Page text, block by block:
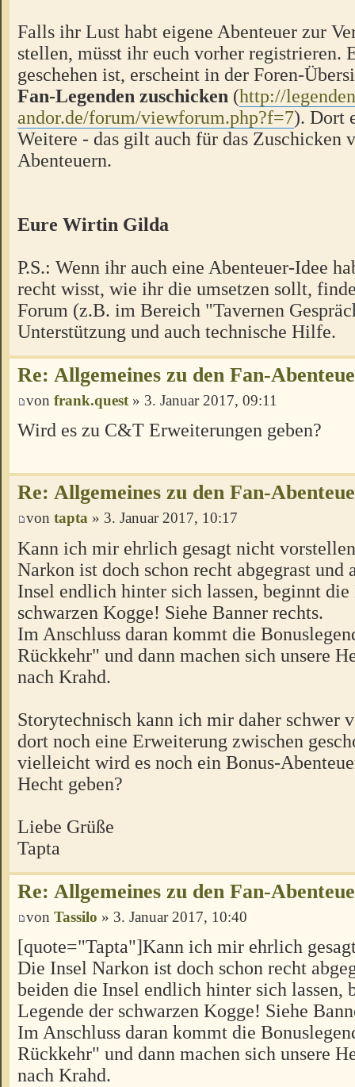
Falls ihr Lust habt eigene Abenteuer zur
stellen, müsst ihr euch vorher registrieren.
geschehen ist, erscheint in der Foren-
Fan-Legenden zuschicken (http://
andor.de/forum/viewforum.php?f=7). Dort
Weitere - das gilt auch für das Zuschicken
Abenteuern.
Eure Wirtin Gilda
P.S.: Wenn ihr auch eine Abenteuer-Idee
recht wisst, wie ihr die umsetzen sollt,
Forum (z.B. im Bereich "Tavernen
Unterstützung und auch technische Hilfe.
Re: Allgemeines zu den Fan-
von frank.quest » 3. Januar 2017, 09:11
Wird es zu C&T Erweiterungen geben?
Re: Allgemeines zu den Fan-
von tapta » 3. Januar 2017, 10:17
Kann ich mir ehrlich gesagt nicht
Narkon ist doch schon recht abgegrast und
Insel endlich hinter sich lassen, beginnt die
schwarzen Kogge! Siehe Banner rechts.
Im Anschluss daran kommt die
Rückkehr" und dann machen sich unsere
nach Krahd.
Storytechnisch kann ich mir daher schwer
dort noch eine Erweiterung zwischen
vielleicht wird es noch ein Bonus-
Hecht geben?
Liebe Grüße
Tapta
Re: Allgemeines zu den Fan-
von Tassilo » 3. Januar 2017, 10:40
[quote="Tapta"]Kann ich mir ehrlich
Die Insel Narkon ist doch schon recht
beiden die Insel endlich hinter sich lassen,
Legende der schwarzen Kogge! Siehe
Im Anschluss daran kommt die
Rückkehr" und dann machen sich unsere
nach Krahd.